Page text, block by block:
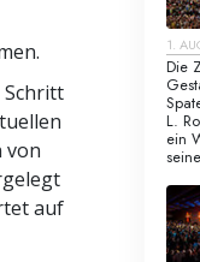
von
auf
1.
Die
L.
ein